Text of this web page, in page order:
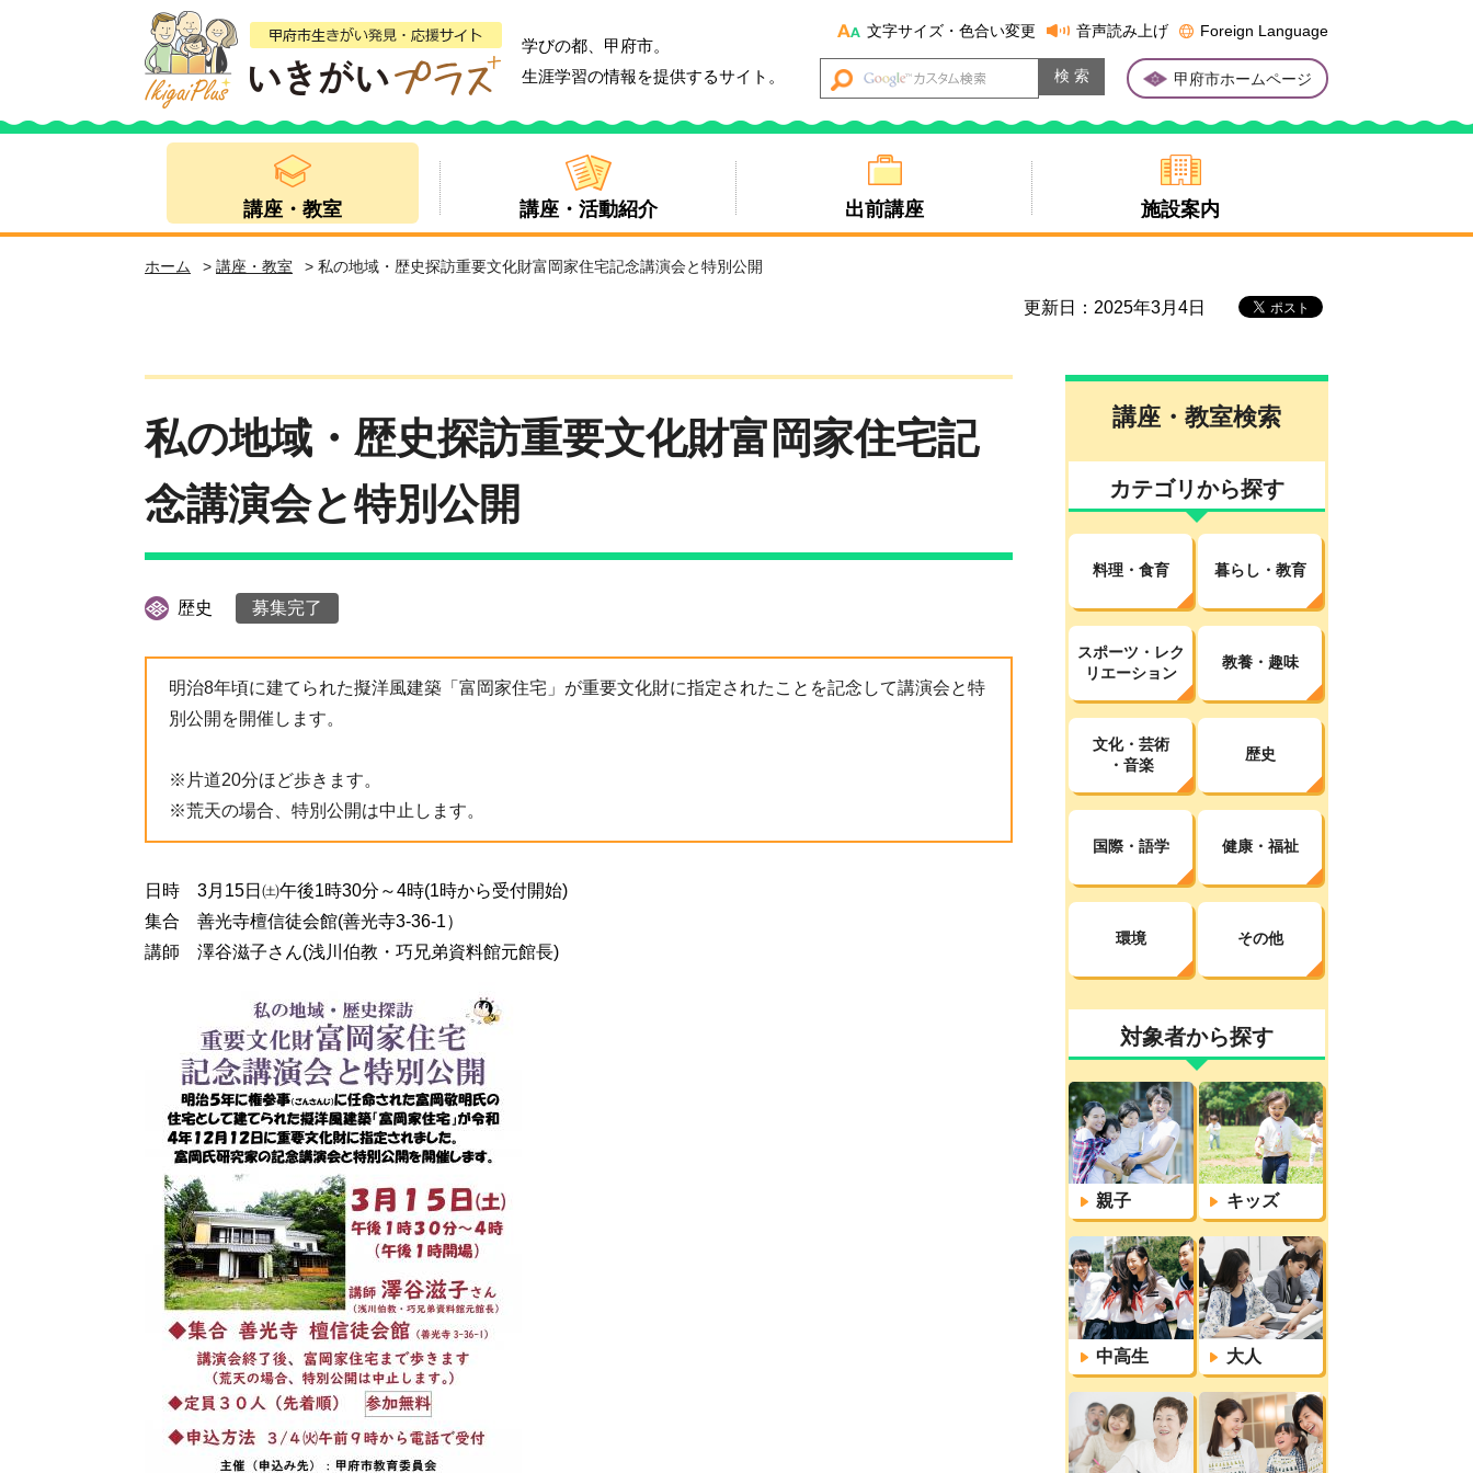
学びの都、甲府市。
生涯学習の情報を提供するサイト。
文字サイズ・色合い変更 音声読み上げ Foreign Language
甲府市ホームページ
講座・教室 講座・活動紹介 出前講座 施設案内
ホーム > 講座・教室 > 私の地域・歴史探訪重要文化財富岡家住宅記念講演会と特別公開
更新日：2025年3月4日
私の地域・歴史探訪重要文化財富岡家住宅記
念講演会と特別公開
歴史 募集完了
明治8年頃に建てられた擬洋風建築「富岡家住宅」が重要文化財に指定されたことを記念して講演会と特
別公開を開催します。
※片道20分ほど歩きます。
※荒天の場合、特別公開は中止します。
日時 3月15日㈯午後1時30分～4時(1時から受付開始)
集合 善光寺檀信徒会館(善光寺3-36-1）
講師 澤谷滋子さん(浅川伯教・巧兄弟資料館元館長)
講座・教室検索
カテゴリから探す
料理・食育 暮らし・教育
スポーツ・レク
リエーション
教養・趣味
文化・芸術
・音楽
歴史
国際・語学 健康・福祉
環境 その他
対象者から探す
親子 キッズ
中高生 大人